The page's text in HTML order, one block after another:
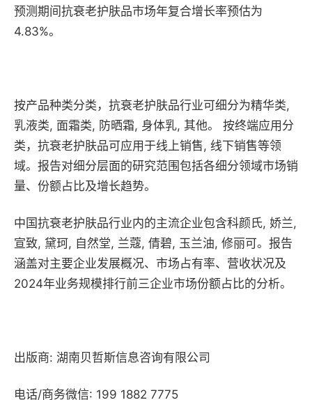
预测期间抗衰老护肤品市场年复合增长率预估为
4.83%。
按产品种类分类，抗衰老护肤品行业可细分为精华类,
乳液类, 面霜类, 防晒霜, 身体乳, 其他。 按终端应用分
类，抗衰老护肤品可应用于线上销售, 线下销售等领
域。报告对细分层面的研究范围包括各细分领域市场销
量、份额占比及增长趋势。
中国抗衰老护肤品行业内的主流企业包含科颜氏, 娇兰,
宣致, 黛珂, 自然堂, 兰蔻, 倩碧, 玉兰油, 修丽可。报告
涵盖对主要企业发展概况、市场占有率、营收状况及
2024年业务规模排行前三企业市场份额占比的分析。
出版商: 湖南贝哲斯信息咨询有限公司
电话/商务微信: 199 1882 7775